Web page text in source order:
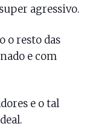
agressivo.
o resto das
e com
e o tal